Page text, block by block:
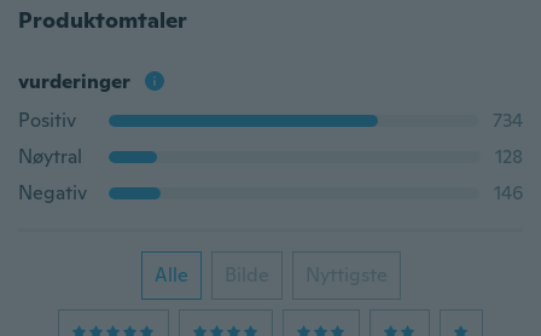
Produktomtaler
vurderinger
Positiv
734
Nøytral
128
Negativ
146
Alle Bilde Nyttigste